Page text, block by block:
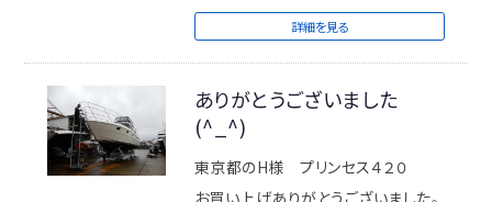
詳細を見る
ありがとうございました
(^_^)
東京都のH様 プリンセス４２０
お買い上げありがとうございました。